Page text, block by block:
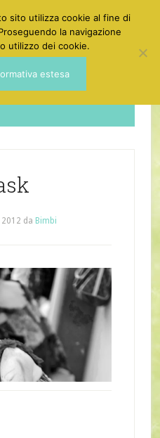
da Bimbi
sito utilizza cookie al fine di
la navigazione
utilizzo dei cookie.
estesa